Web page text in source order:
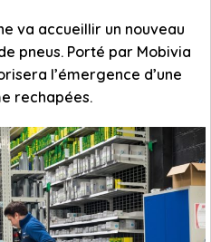
va accueillir un nouveau
pneus. Porté par Mobivia
l’émergence d’une
rechapées.